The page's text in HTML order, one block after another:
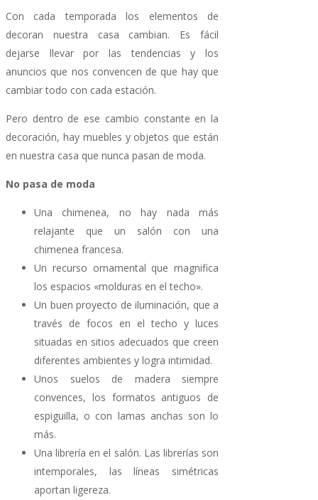
Con cada temporada los elementos de
decoran nuestra casa cambian. Es fácil
dejarse llevar por las tendencias y los
anuncios que nos convencen de que hay que
cambiar todo con cada estación.
Pero dentro de ese cambio constante en la
decoración, hay muebles y objetos que están
en nuestra casa que nunca pasan de moda.
No pasa de moda
Una chimenea, no hay nada más
relajante que un salón con una
chimenea francesa.
Un recurso ornamental que magnifica
los espacios «molduras en el techo».
Un buen proyecto de iluminación, que a
través de focos en el techo y luces
situadas en sitios adecuados que creen
diferentes ambientes y logra intimidad.
Unos suelos de madera siempre
convences, los formatos antiguos de
espiguilla, o con lamas anchas son lo
más.
Una librería en el salón. Las librerías son
intemporales, las líneas simétricas
aportan ligereza.